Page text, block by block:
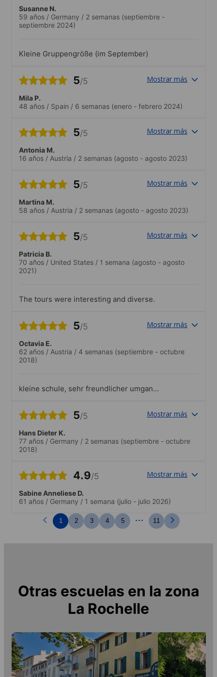
Susanne N.
59 años / Germany / 2 semanas (septiembre -
septiembre 2024)
Kleine Gruppengröße (im September)
5/5 Mostrar más
Mila P.
48 años / Spain / 6 semanas (enero - febrero 2024)
5/5 Mostrar más
Antonia M.
16 años / Austria / 2 semanas (agosto - agosto 2023)
5/5 Mostrar más
Martina M.
58 años / Austria / 2 semanas (agosto - agosto 2023)
5/5 Mostrar más
Patricia B.
70 años / United States / 1 semana (agosto - agosto
2021)
The tours were interesting and diverse.
5/5 Mostrar más
Octavia E.
62 años / Austria / 4 semanas (septiembre - octubre
2018)
kleine schule, sehr freundlicher umgang
5/5 Mostrar más
Hans Dieter K.
77 años / Germany / 2 semanas (septiembre - octubre
2018)
4.9/5 Mostrar más
Sabine Anneliese D.
61 años / Germany / 1 semana (julio - julio 2026)
1 2 3 4 5 ... 11
Otras escuelas en la zona
La Rochelle